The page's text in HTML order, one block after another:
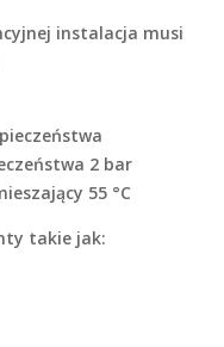
instalacja musi
2 bar
55 °C
takie jak: